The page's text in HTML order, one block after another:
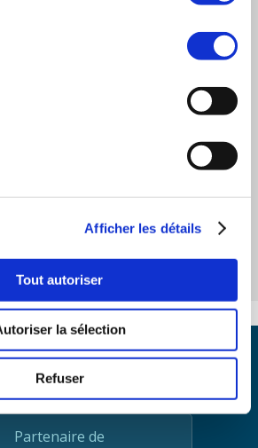
Afficher les détails
Tout autoriser
la sélection
Refuser
pour permettre aux membres
plus sur vous. Biographie,
Partenaire de